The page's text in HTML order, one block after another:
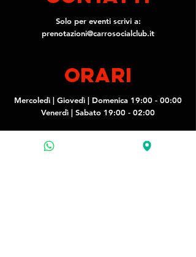
Solo per eventi scrivi a:
prenotazioni@carrosocialclub.it
ORARI
Mercoledì | Giovedì | Domenica 19:00 - 00:00
Venerdì | Sabato 19:00 - 02:00